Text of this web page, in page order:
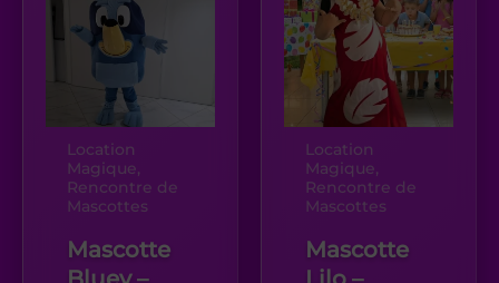
Location
Magique,
Rencontre de
Mascottes
Mascotte
Location
Magique,
Rencontre de
Mascottes
Mascotte